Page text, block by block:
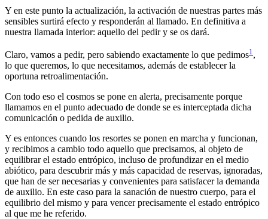
Y en este punto la actualización, la activación de nuestras partes más
sensibles surtirá efecto y responderán al llamado. En definitiva a
nuestra llamada interior: aquello del pedir y se os dará.
Claro, vamos a pedir, pero sabiendo exactamente lo que pedimos1 ,
lo que queremos, lo que necesitamos, además de establecer la
oportuna retroalimentación.
Con todo eso el cosmos se pone en alerta, precisamente porque
llamamos en el punto adecuado de donde se es interceptada dicha
comunicación o pedida de auxilio.
Y es entonces cuando los resortes se ponen en marcha y funcionan,
y recibimos a cambio todo aquello que precisamos, al objeto de
equilibrar el estado entrópico, incluso de profundizar en el medio
abiótico, para descubrir más y más capacidad de reservas, ignoradas,
que han de ser necesarias y convenientes para satisfacer la demanda
de auxilio. En este caso para la sanación de nuestro cuerpo, para el
equilibrio del mismo y para vencer precisamente el estado entrópico
al que me he referido.